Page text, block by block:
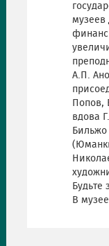
музеев
А.П.
вдова
Будьте
В